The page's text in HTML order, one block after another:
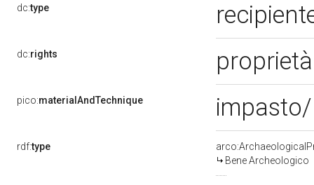
dc:type
dc:rights
pico:materialAndTechnique
rdf:type
Bene Archeologico